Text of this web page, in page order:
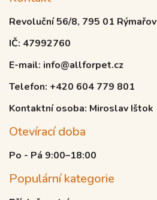
Revoluční 56/8, 795 01 Rýmařov
IČ: 47992760
E-mail: info@allforpet.cz
Telefon: +420 604 779 801
Kontaktní osoba: Miroslav Ištok
Otevírací doba
Po - Pá 9:00–18:00
Populární kategorie